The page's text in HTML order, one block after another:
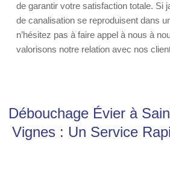
de garantir votre satisfaction totale. Si
de canalisation se reproduisent dans
n’hésitez pas à faire appel à nous à
valorisons notre relation avec nos
Débouchage Évier à
Vignes : Un Service